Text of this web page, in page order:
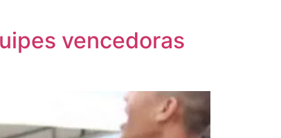
vencedoras